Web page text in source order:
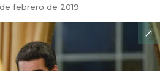
de febrero de 2019